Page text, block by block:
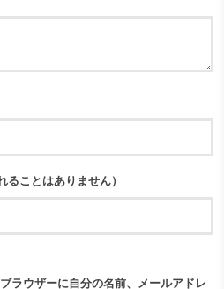
ことはありません）
ラウザーに自分の名前、メールアドレ